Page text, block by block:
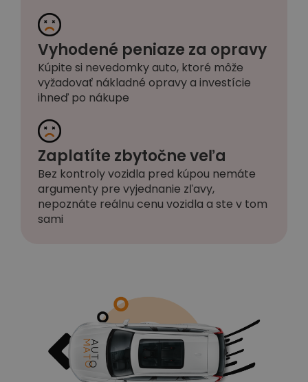
Vyhodené peniaze za opravy
Kúpite si nevedomky auto, ktoré môže
vyžadovať nákladné opravy a investície
ihneď po nákupe
Zaplatíte zbytočne veľa
Bez kontroly vozidla pred kúpou nemáte
argumenty pre vyjednanie zľavy,
nepoznáte reálnu cenu vozidla a ste v tom
sami